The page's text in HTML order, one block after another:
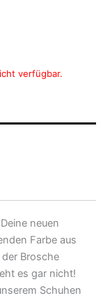
verfügbar.
neuen
Farbe aus
Brosche
es gar nicht!
Schuhen